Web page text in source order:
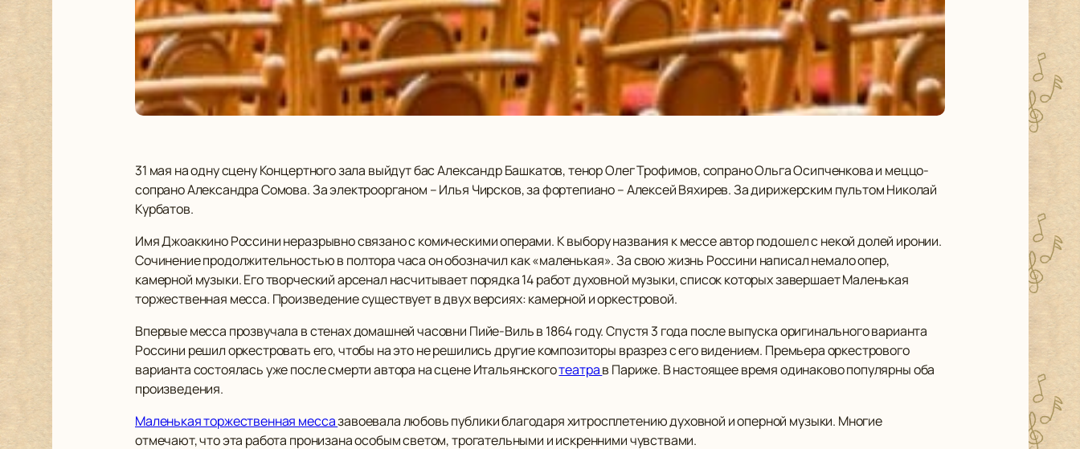
31 мая на одну сцену Концертного зала выйдут бас Александр Башкатов, тенор Олег Трофимов, сопрано Ольга Осипченкова и меццо-
сопрано Александра Сомова. За электроорганом – Илья Чирсков, за фортепиано – Алексей Вяхирев. За дирижерским пультом Николай
Курбатов.
Имя Джоаккино Россини неразрывно связано с комическими операми. К выбору названия к мессе автор подошел с некой долей иронии.
Сочинение продолжительностью в полтора часа он обозначил как «маленькая». За свою жизнь Россини написал немало опер,
камерной музыки. Его творческий арсенал насчитывает порядка 14 работ духовной музыки, список которых завершает Маленькая
торжественная месса. Произведение существует в двух версиях: камерной и оркестровой.
Впервые месса прозвучала в стенах домашней часовни Пийе-Виль в 1864 году. Спустя 3 года после выпуска оригинального варианта
Россини решил оркестровать его, чтобы на это не решились другие композиторы вразрез с его видением. Премьера оркестрового
варианта состоялась уже после смерти автора на сцене Итальянскоготеатрав Париже. В настоящее время одинаково популярны оба
произведения.
Маленькая торжественная мессазавоевала любовь публики благодаря хитросплетению духовной и оперной музыки. Многие
отмечают, что эта работа пронизана особым светом, трогательными и искренними чувствами.